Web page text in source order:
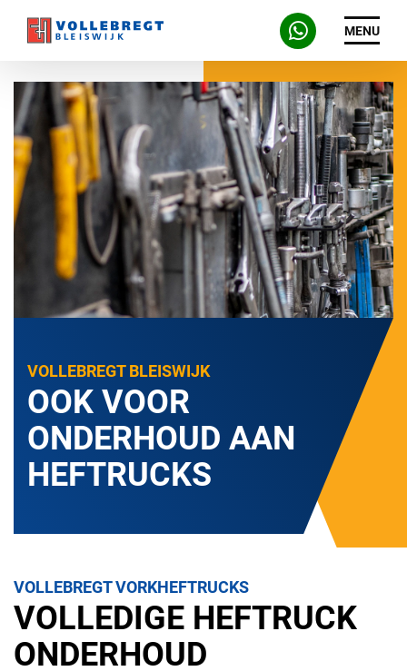
MENU
VOLLEBREGT BLEISWIJK
OOK VOOR
ONDERHOUD AAN
HEFTRUCKS
VOLLEBREGT VORKHEFTRUCKS
VOLLEDIGE HEFTRUCK
ONDERHOUD